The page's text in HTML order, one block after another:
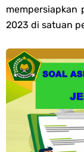
Pendaftaran
Bank Soal ASAT/
Bank Soal PAT
mempersiapkan
2023 di satuan